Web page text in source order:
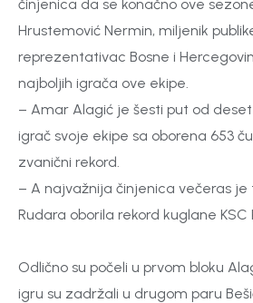
činjenica da se konačno ove
Hrustemović Nermin, miljenik
reprezentativac Bosne i
najboljih igrača ove ekipe.
– Amar Alagić je šesti put od
igrač svoje ekipe sa oborena 653
zvanični rekord.
– A najvažnija činjenica večeras je
Rudara oborila rekord kuglane KSC
Odlično su počeli u prvom bloku
igru su zadržali u drugom paru